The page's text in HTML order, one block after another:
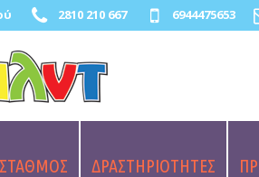
2810 210 667 6944475653
ΔΡΑΣΤΗΡΙΟΤΗΤΕΣ